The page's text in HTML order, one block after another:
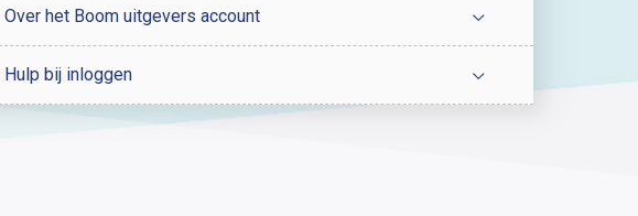
Over het Boom uitgevers account
Hulp bij inloggen